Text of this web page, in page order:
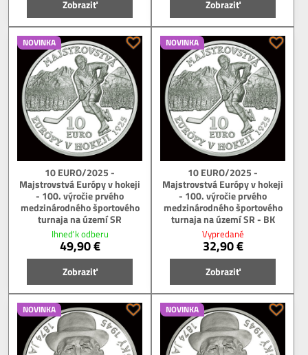
Zobraziť Zobraziť
NOVINKA
10 EURO/2025 -
Majstrovstvá Európy v hokeji
- 100. výročie prvého
medzinárodného športového
turnaja na území SR
Ihneď k odberu
49,90 €
Zobraziť
NOVINKA
10 EURO/2025 -
Majstrovstvá Európy v hokeji
- 100. výročie prvého
medzinárodného športového
turnaja na území SR - BK
Vypredané
32,90 €
Zobraziť
NOVINKA NOVINKA